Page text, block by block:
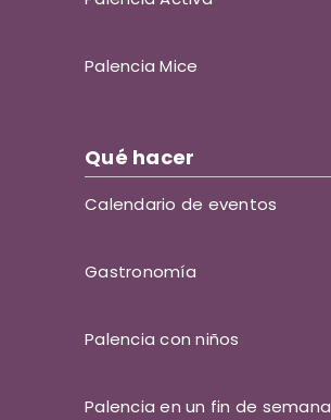
Palencia Mice
Qué hacer
Calendario de eventos
Gastronomía
Palencia con niños
Palencia en un fin de semana